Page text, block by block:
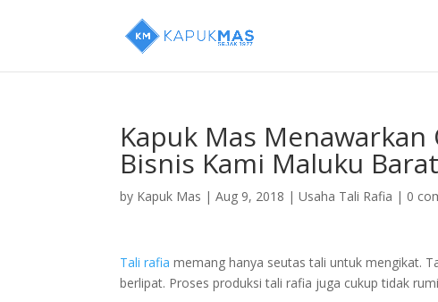
Kapuk Mas
Bisnis Kami Maluku
by Kapuk Mas |Aug 9, 2018 |Usaha Tali Rafia | 0
Tali rafia memang hanya seutas tali untuk mengikat.
berlipat. Proses produksi tali rafia juga cukup tidak